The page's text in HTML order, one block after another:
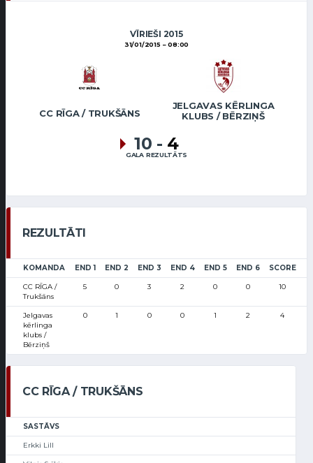
VĪRIEŠI 2015
31/01/2015 08:00
CC RĪGA / TRUKŠĀNS
JELGAVAS KĒRLINGA
KLUBS / BĒRZIŅŠ
10 - 4
GALA REZULTĀTS
REZULTĀTI
KOMANDA END 1 END 2 END 3 END 4 END 5 END 6 SCORE
CC RĪGA /
Trukšāns
5 0 3 2 0 0 10
Jelgavas
kērlinga
klubs /
Bērziņš
0 1 0 0 1 2 4
CC RĪGA / TRUKŠĀNS
SASTĀVS
Erkki Lill